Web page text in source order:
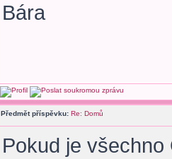
Bára
Předmět příspěvku: Re: Domů
Pokud je